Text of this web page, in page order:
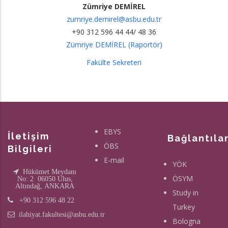
Zümriye DEMİREL
zumriye.demirel@asbu.edu.tr
+90 312 596 44 44/ 48 36
Zümriye DEMİREL (Raportör)
Fakülte Sekreteri
İletişim
Bilgileri
Hükümet Meydanı
No: 2 06050 Ulus,
Altındağ, ANKARA
+90 312 596 48 22
ilahiyat.fakultesi@asbu.edu.tr
EBYS
ÖBS
E-mail
YÖK
ÖSYM
Study in
Turkey
Bologna